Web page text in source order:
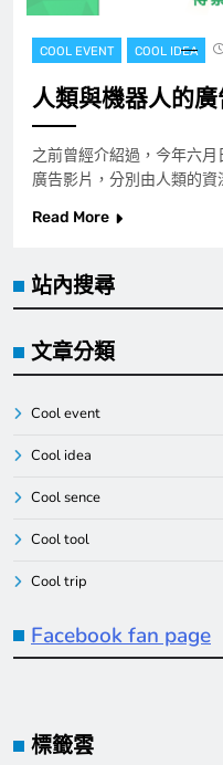
COOL EVENT COOL IDEA
人類與機器人的
之前曾經介紹過，今年六
廣告影片，分別由人類的資
Read More
站內搜尋
文章分類
Cool event
Cool idea
Cool sence
Cool tool
Cool trip
Facebook fan page
標籤雲